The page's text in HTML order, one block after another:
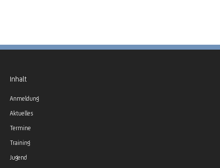
Inhalt
Anmeldung
Aktuelles
Termine
Training
Jugend